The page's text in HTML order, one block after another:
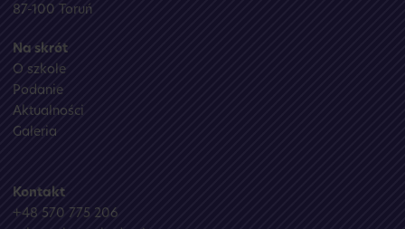
87-100 Toruń
Na skrót
O szkole
Podanie
Aktualności
Galeria
Kontakt
+48 570 775 206